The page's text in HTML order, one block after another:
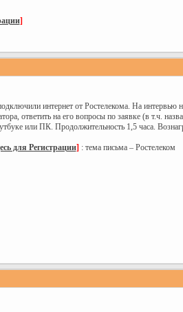
]
интернет от Ростелекома. На интервью
ответить на его вопросы по заявке (в т.ч.
или ПК. Продолжительность 1,5 часа.
для Регистрации] : тема письма – Ростелеком